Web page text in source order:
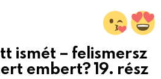
ismét – felismersz
embert? 19. rész